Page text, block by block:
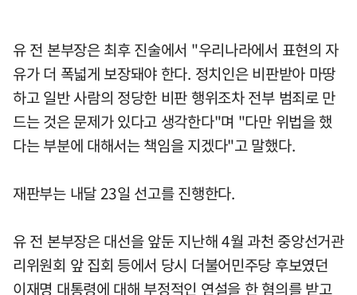
유 전 본부장은 최후 진술에서 "우리나라에서 표현의 자
유가 더 폭넓게 보장돼야 한다. 정치인은 비판받아 마땅
하고 일반 사람의 정당한 비판 행위조차 전부 범죄로 만
드는 것은 문제가 있다고 생각한다"며 "다만 위법을 했
다는 부분에 대해서는 책임을 지겠다"고 말했다.
재판부는 내달 23일 선고를 진행한다.
유 전 본부장은 대선을 앞둔 지난해 4월 과천 중앙선거관
리위원회 앞 집회 등에서 당시 더불어민주당 후보였던
이재명 대통령에 대해 부정적인 연설을 한 혐의를 받고